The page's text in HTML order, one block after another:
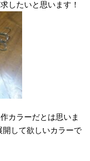
したいと思います！
カラーだとは思いま
して欲しいカラーで